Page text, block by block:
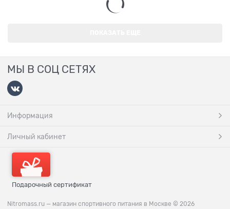
МЫ В СОЦ СЕТЯХ
Информация
Личный кабинет
Подарочный сертификат
Nitromass.ru — магазин спортивного питания в Москве © 2026